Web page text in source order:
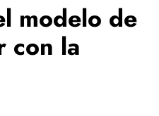
modelo de
con la